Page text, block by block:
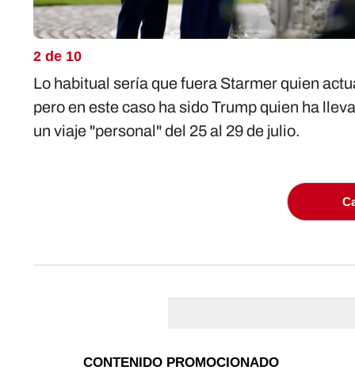
2 de 10
Lo habitual sería que fuera Starmer quien
pero en este caso ha sido Trump quien ha
un viaje "personal" del 25 al 29 de julio.